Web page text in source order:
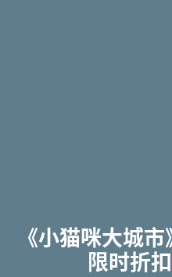
《小猫咪大城
限时折